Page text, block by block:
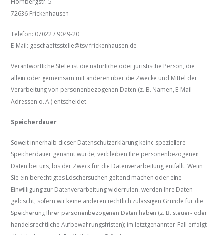
Hornbergstr. 5
72636 Frickenhausen
Telefon: 07022 / 9049-20
E-Mail: geschaeftsstelle@tsv-frickenhausen.de
Verantwortliche Stelle ist die natürliche oder juristische Person, die
allein oder gemeinsam mit anderen über die Zwecke und Mittel der
Verarbeitung von personenbezogenen Daten (z. B. Namen, E-Mail-
Adressen o. Ä.) entscheidet.
Speicherdauer
Soweit innerhalb dieser Datenschutzerklärung keine speziellere
Speicherdauer genannt wurde, verbleiben Ihre personenbezogenen
Daten bei uns, bis der Zweck für die Datenverarbeitung entfällt. Wenn
Sie ein berechtigtes Löschersuchen geltend machen oder eine
Einwilligung zur Datenverarbeitung widerrufen, werden Ihre Daten
gelöscht, sofern wir keine anderen rechtlich zulässigen Gründe für die
Speicherung Ihrer personenbezogenen Daten haben (z. B. steuer- oder
handelsrechtliche Aufbewahrungsfristen); im letztgenannten Fall erfolgt